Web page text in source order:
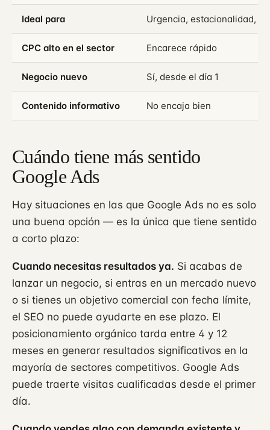
Ideal para Urgencia, estacionalidad,
CPC alto en el sector Encarece rápido
Negocio nuevo Sí, desde el día 1
Contenido informativo No encaja bien
Cuándo tiene más sentido
Google Ads
Hay situaciones en las que Google Ads no es solo
una buena opción — es la única que tiene sentido
a corto plazo:
Cuando necesitas resultados ya. Si acabas de
lanzar un negocio, si entras en un mercado nuevo
o si tienes un objetivo comercial con fecha límite,
el SEO no puede ayudarte en ese plazo. El
posicionamiento orgánico tarda entre 4 y 12
meses en generar resultados significativos en la
mayoría de sectores competitivos. Google Ads
puede traerte visitas cualificadas desde el primer
día.